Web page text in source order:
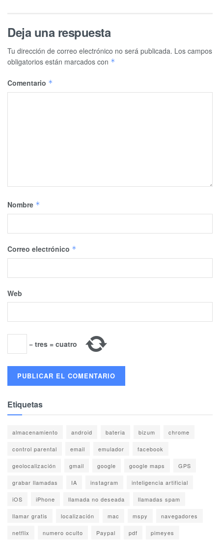
Deja una respuesta
Tu dirección de correo electrónico no será publicada. Los campos
obligatorios están marcados con *
Comentario *
Nombre *
Correo electrónico *
Web
− tres = cuatro
Etiquetas
almacenamiento android bateria bizum chrome
control parental email emulador facebook
geolocalización gmail google google maps GPS
grabar llamadas IA instagram inteligencia artificial
iOS iPhone llamada no deseada llamadas spam
llamar gratis localización mac mspy navegadores
netflix numero oculto Paypal pdf pimeyes